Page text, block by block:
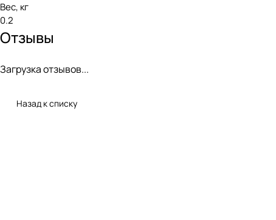
Вес, кг
0.2
Отзывы
Загрузка отзывов...
Назад к списку